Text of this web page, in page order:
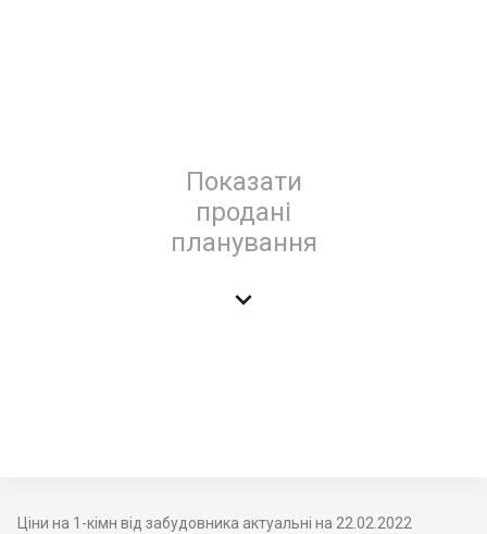
Показати
продані
планування

Ціни на 1-кімн від забудовника актуальні на 22.02.2022